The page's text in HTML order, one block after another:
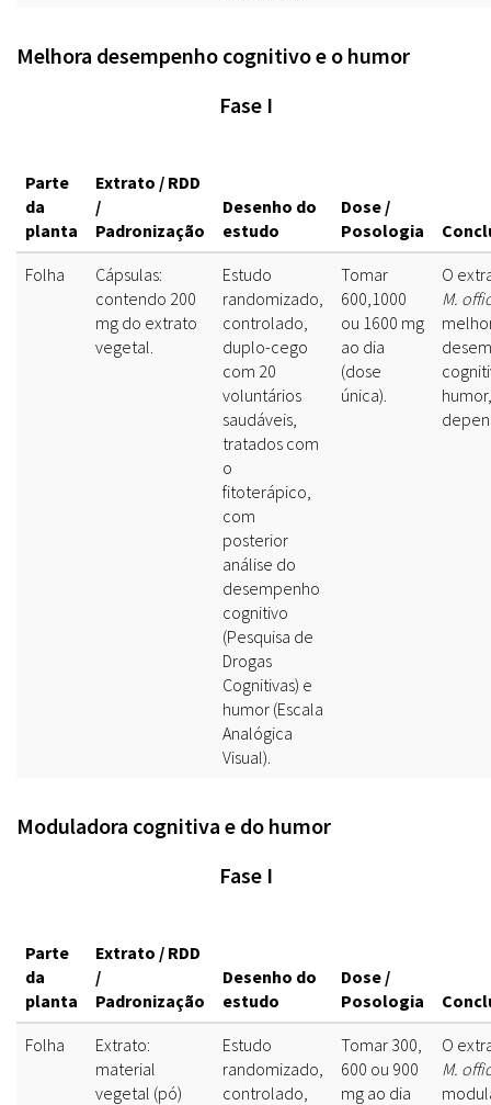
Melhora desempenho cognitivo e o humor
Fase I
Parte
da
planta
Extrato / RDD
/
Padronização
Desenho do
estudo
Dose /
Posologia
Folha
Cápsulas:
contendo 200
mg do extrato
vegetal.
Estudo
randomizado,
controlado,
duplo-cego
com 20
voluntários
saudáveis,
tratados com
o
fitoterápico,
com
posterior
análise do
desempenho
cognitivo
(Pesquisa de
Drogas
Cognitivas) e
humor (Escala
Analógica
Visual).
Tomar
600,1000
ou 1600 mg
ao dia
(dose
única).
O
M.
Moduladora cognitiva e do humor
Fase I
Parte
da
planta
Extrato / RDD
/
Padronização
Desenho do
estudo
Dose /
Posologia
Folha
Extrato:
material
vegetal (pó)
Estudo
randomizado,
controlado,
Tomar 300,
600 ou 900
mg ao dia
O
M.